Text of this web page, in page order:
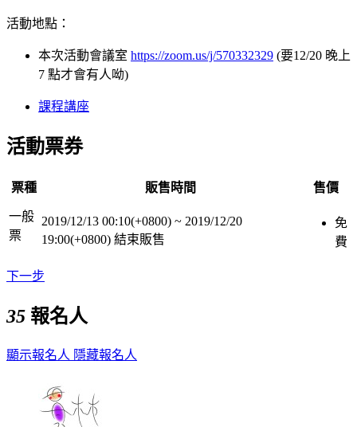
活動地點：
本次活動會議室 https://zoom.us/j/570332329 (要12/20 晚上
7 點才會有人呦)
課程講座
活動票券
票種 販售時間 售價
一般
票
2019/12/13 00:10(+0800) ~ 2019/12/20
19:00(+0800) 結束販售
免
費
下一步
35 報名人
顯示報名人 隱藏報名人